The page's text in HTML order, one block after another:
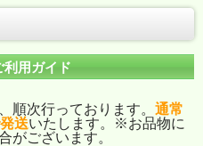
利用ガイド
順次行っております。 通常
送いたします。※お品物に
がございます。